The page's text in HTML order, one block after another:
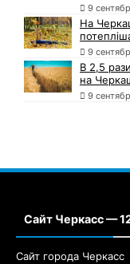
9
На
9
В 2,5
на
9
Сайт Черкасс —
Сайт города Черкасс